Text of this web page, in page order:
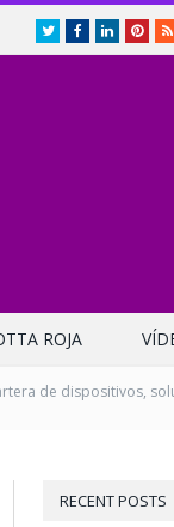
TwitterFacebookLinkedIn
ROJA
de dispositivos,
RECENT POSTS